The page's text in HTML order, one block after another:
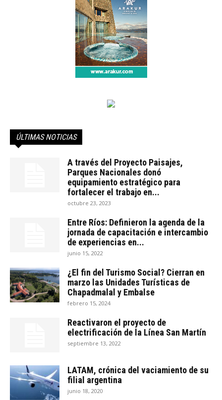
ÚLTIMAS NOTICIAS
A través del Proyecto Paisajes,
Parques Nacionales donó
equipamiento estratégico para
fortalecer el trabajo en...
octubre 23, 2023
Entre Ríos: Definieron la agenda de la
jornada de capacitación e intercambio
de experiencias en...
junio 15, 2022
¿El fin del Turismo Social? Cierran en
marzo las Unidades Turísticas de
Chapadmalal y Embalse
febrero 15, 2024
Reactivaron el proyecto de
electrificación de la Línea San Martín
septiembre 13, 2022
LATAM, crónica del vaciamiento de su
filial argentina
junio 18, 2020